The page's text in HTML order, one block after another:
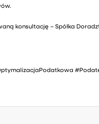
konsultację – Spółka